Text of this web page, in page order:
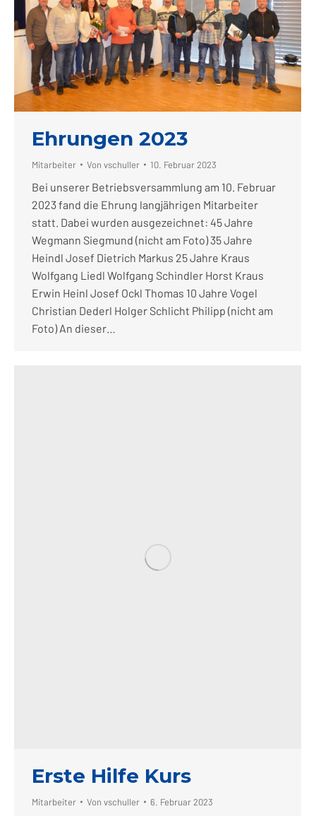
Ehrungen 2023
Mitarbeiter Von vschuller 10. Februar 2023
Bei unserer Betriebsversammlung am 10. Februar
2023 fand die Ehrung langjährigen Mitarbeiter
statt. Dabei wurden ausgezeichnet: 45 Jahre
Wegmann Siegmund (nicht am Foto) 35 Jahre
Heindl Josef Dietrich Markus 25 Jahre Kraus
Wolfgang Liedl Wolfgang Schindler Horst Kraus
Erwin Heinl Josef Ockl Thomas 10 Jahre Vogel
Christian Dederl Holger Schlicht Philipp (nicht am
Foto) An dieser…
Erste Hilfe Kurs
Mitarbeiter Von vschuller 6. Februar 2023